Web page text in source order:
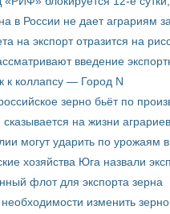
в России не дает аграриям
на экспорт отразится на
введение
к коллапсу — Город N
зерно бьёт по
на жизни аграриев
могут ударить по урожаям
хозяйства Юга назвали
флот для экспорта зерна
необходимости изменить